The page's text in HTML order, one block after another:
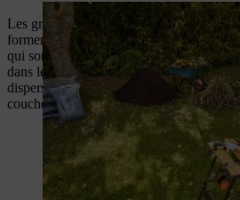
Les grosses branches d’arbres et
forment une base idéale pour votre
qui sont trop longues à la bonne
dans le bac. Pour remplir les trous,
dispersez-les entre les grosses branches.
couche sera de 30 cm de hauteur, mais